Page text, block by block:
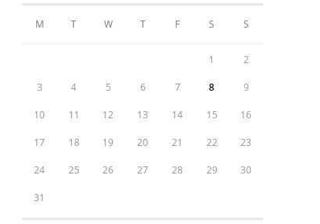
M T W T F S S
1 2
3 4 5 6 7 8 9
10 11 12 13 14 15 16
17 18 19 20 21 22 23
24 25 26 27 28 29 30
31